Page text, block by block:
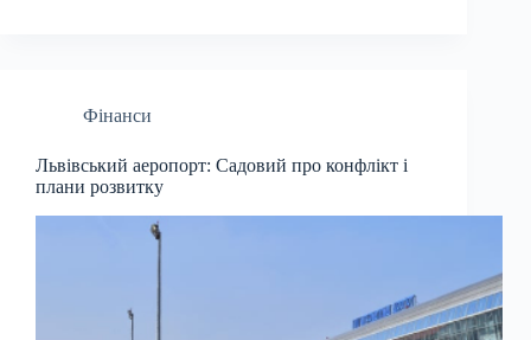
Фінанси
Львівський аеропорт: Садовий про конфлікт і
плани розвитку